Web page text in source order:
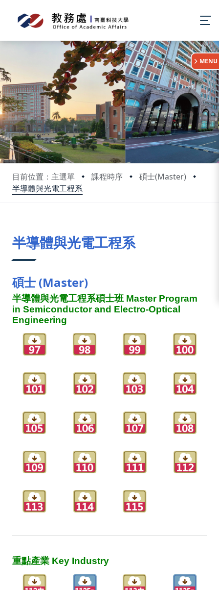
目前位置：主選單 課程時序
碩士(Master)
半導體與光電工程系
:::
MENU
半導體與光電工程系
碩士 (Master)
半導體與光電工程系碩士班 Master Program
in Semiconductor and Electro-Optical
Engineering
重點產業 Key Industry